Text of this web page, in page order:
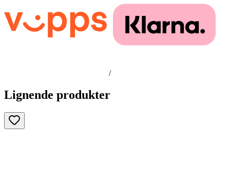
/
Lignende produkter